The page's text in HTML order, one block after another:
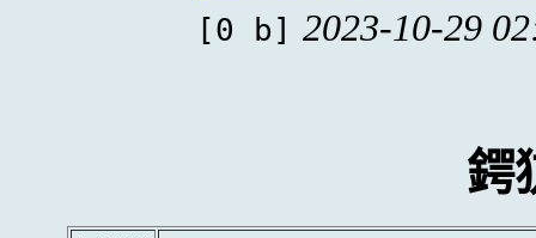
[0 b] 2023-10-29
鍔